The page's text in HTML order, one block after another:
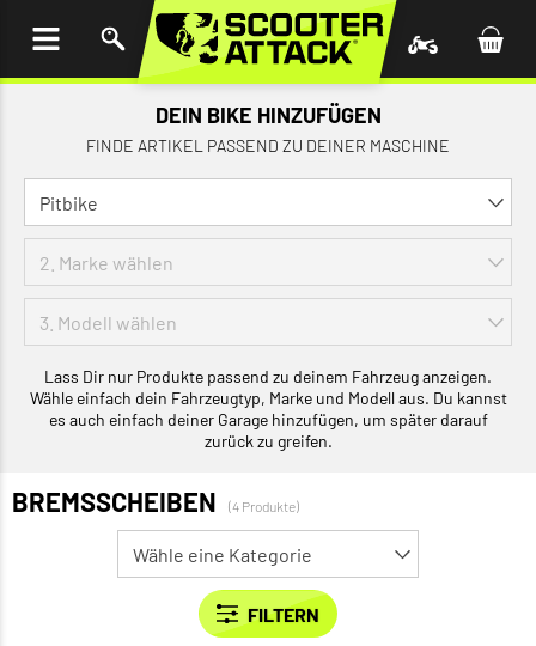
DEIN BIKE HINZUFÜGEN
FINDE ARTIKEL PASSEND ZU DEINER MASCHINE
Lass Dir nur Produkte passend zu deinem Fahrzeug anzeigen.
Wähle einfach dein Fahrzeugtyp, Marke und Modell aus. Du kannst
es auch einfach deiner Garage hinzufügen, um später darauf
zurück zu greifen.
BREMSSCHEIBEN (4 Produkte)